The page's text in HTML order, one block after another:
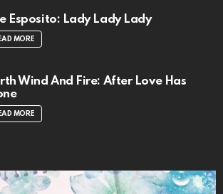
Esposito: Lady Lady Lady
MORE
Wind And Fire: After Love Has
MORE